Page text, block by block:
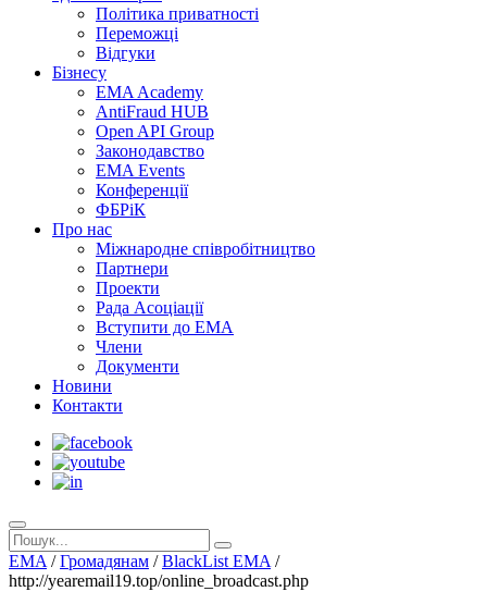
Політика приватності
Переможцi
Відгуки
Бізнесу
EMA Academy
AntiFraud HUB
Open API Group
Законодавство
EMA Events
Конференції
ФБРіК
Про нас
Міжнародне співробітництво
Партнери
Проекти
Рада Асоціації
Вступити до ЕМА
Члени
Документи
Новини
Контакти
EMA /Громадянам /BlackList EMA /
http://yearemail19.top/online_broadcast.php